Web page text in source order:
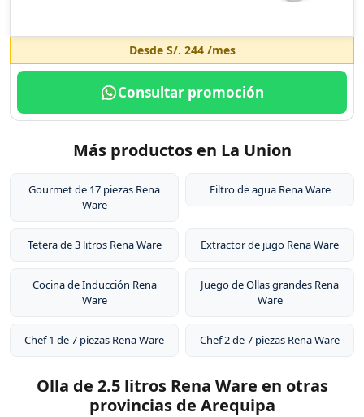
Desde S/. 244/mes
Consultar promoción
Más productos en La Union
Gourmet de 17 piezas Rena
Ware
Filtro de agua Rena Ware
Tetera de 3 litros Rena Ware Extractor de jugo Rena Ware
Cocina de Inducción Rena
Ware
Juego de Ollas grandes Rena
Ware
Chef 1 de 7 piezas Rena Ware Chef 2 de 7 piezas Rena Ware
Olla de 2.5 litros Rena Ware en otras
provincias de Arequipa